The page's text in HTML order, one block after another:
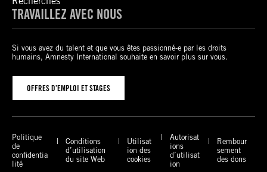
TRAVAILLEZ AVEC NOUS
Si vous avez du talent et que vous êtes passionné-e par les droits
humains, Amnesty International souhaite en savoir plus sur vous.
OFFRES D’EMPLOI ET STAGES
Politique
de
confidentia
lité
Conditions
d’utilisation
du site Web
Utilisat
ion des
cookies
Autorisat
ions
d’utilisat
ion
Rembour
sement
des dons